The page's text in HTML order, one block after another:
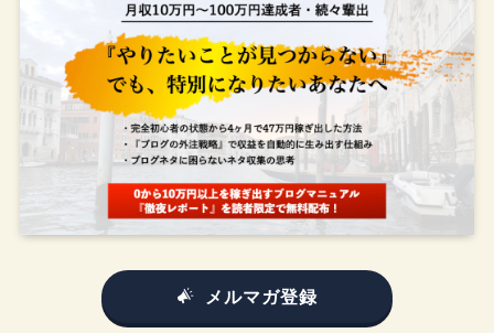
メルマガ登録